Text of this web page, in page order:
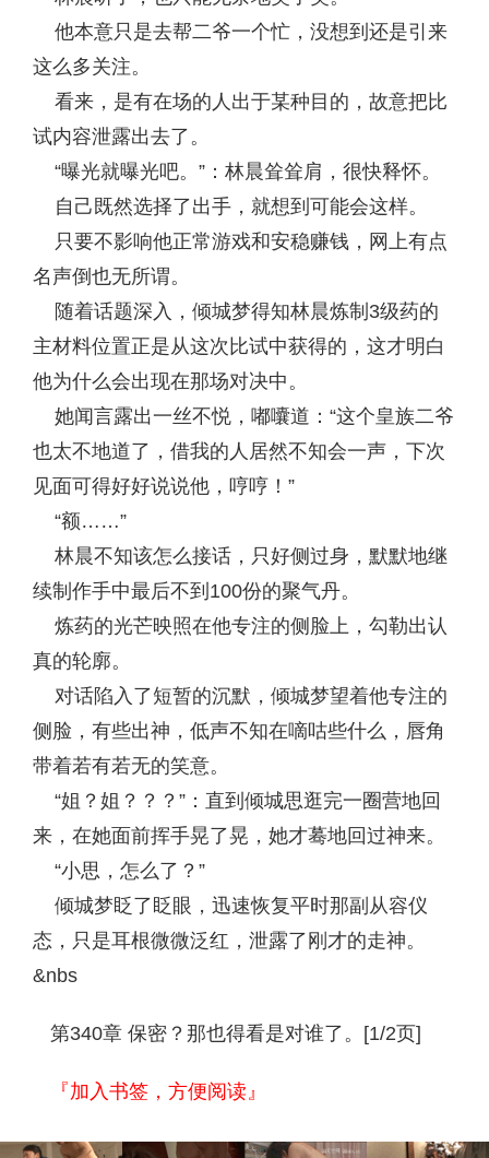
他本意只是去帮二爷一个忙，没想到还是引来
这么多关注。
看来，是有在场的人出于某种目的，故意把比
试内容泄露出去了。
“曝光就曝光吧。”：林晨耸耸肩，很快释怀。
自己既然选择了出手，就想到可能会这样。
只要不影响他正常游戏和安稳赚钱，网上有点
名声倒也无所谓。
随着话题深入，倾城梦得知林晨炼制3级药的
主材料位置正是从这次比试中获得的，这才明白
他为什么会出现在那场对决中。
她闻言露出一丝不悦，嘟囔道：“这个皇族二爷
也太不地道了，借我的人居然不知会一声，下次
见面可得好好说说他，哼哼！”
“额……”
林晨不知该怎么接话，只好侧过身，默默地继
续制作手中最后不到100份的聚气丹。
炼药的光芒映照在他专注的侧脸上，勾勒出认
真的轮廓。
对话陷入了短暂的沉默，倾城梦望着他专注的
侧脸，有些出神，低声不知在嘀咕些什么，唇角
带着若有若无的笑意。
“姐？姐？？？”：直到倾城思逛完一圈营地回
来，在她面前挥手晃了晃，她才蓦地回过神来。
“小思，怎么了？”
倾城梦眨了眨眼，迅速恢复平时那副从容仪
态，只是耳根微微泛红，泄露了刚才的走神。
&nbs
第340章 保密？那也得看是对谁了。[1/2页]
『加入书签，方便阅读』